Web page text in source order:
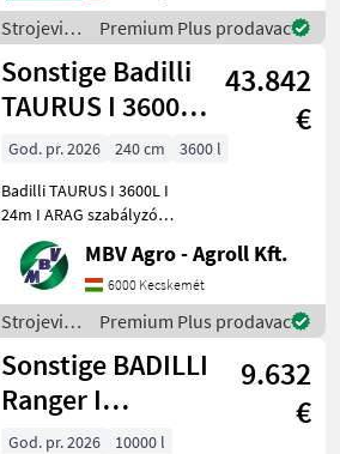
Strojevi
za zaštitu
bilja /
Hardi
Premium Plus prodavac
Sonstige Badilli
TAURUS I 3600L I
24m I ARAG
szabályzó
43.842
€
God. pr. 2026 240 cm
3600 l
Badilli TAURUS I 3600L I
24m I ARAG szabályzó
Vontatott és függesztett
permetezők széles
választéka, most hihetetlen
jó áron! A Badilli céget
1982-ben alapították
MBV Agro - Agroll Kft.
6000 Kecskemét
Strojevi
za zaštitu
bilja /
Sonstige
Premium Plus prodavac
Sonstige BADILLI
Ranger I
axiálventilátoros
9.632
€
God. pr. 2026
10000 l